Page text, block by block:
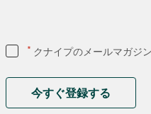
* クナイプのメールマガジ
今すぐ登録する